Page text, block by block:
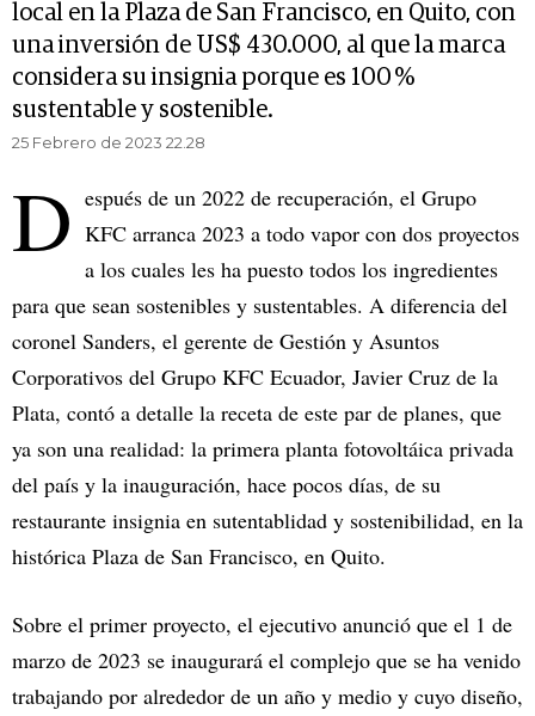
local en la Plaza de San Francisco, en Quito, con
una inversión de US$ 430.000, al que la marca
considera su insignia porque es 100 %
sustentable y sostenible.
25 Febrero de 2023 22.28
D espués de un 2022 de recuperación, el Grupo
KFC arranca 2023 a todo vapor con dos proyectos
a los cuales les ha puesto todos los ingredientes
para que sean sostenibles y sustentables. A diferencia del
coronel Sanders, el gerente de Gestión y Asuntos
Corporativos del Grupo KFC Ecuador, Javier Cruz de la
Plata, contó a detalle la receta de este par de planes, que
ya son una realidad: la primera planta fotovoltáica privada
del país y la inauguración, hace pocos días, de su
restaurante insignia en sutentablidad y sostenibilidad, en la
histórica Plaza de San Francisco, en Quito.
Sobre el primer proyecto, el ejecutivo anunció que el 1 de
marzo de 2023 se inaugurará el complejo que se ha venido
trabajando por alrededor de un año y medio y cuyo diseño,